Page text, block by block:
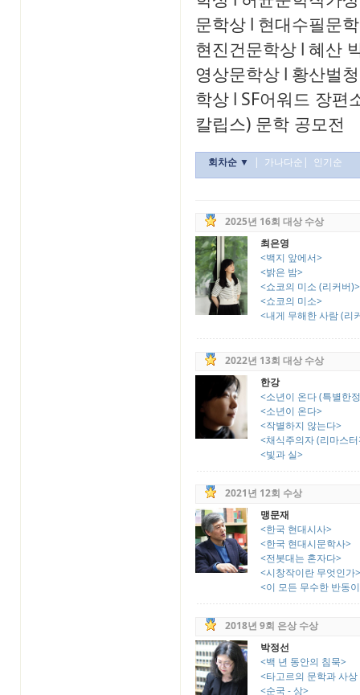
문학상 l 현대수필문
현진건문학상 l 혜산
영상문학상 l 황산벌
학상 l SF어워드 장편
칼립스) 문학 공모전
회차순 ▼ | 가나다순 | 인기순
2025년 16회 대상 수상
최은영
<백지 앞에서>
<밝은 밤>
<쇼코의 미소 (리커버)>
<쇼코의 미소>
<내게 무해한 사람 (리
2022년 13회 대상 수상
한강
<소년이 온다 (특별한
<소년이 온다>
<작별하지 않는다>
<채식주의자 (리마스
<빛과 실>
2021년 12회 수상
맹문재
<한국 현대시사>
<한국 현대시문학사>
<전봇대는 혼자다>
<시창작이란 무엇인가>
<이 모든 무수한 반동
2018년 9회 은상 수상
박정선
<백 년 동안의 침묵>
<타고르의 문학과 사
<순국 - 상>